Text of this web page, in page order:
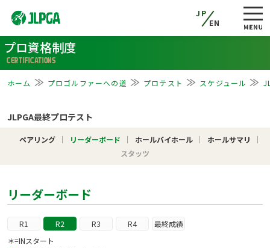
JP
EN
プロ資格制度
CERTIFICATIONS
ホーム プロゴルファーへの道 プロテスト スケジュール
JLPGA最終プロテスト
ペアリング リーダーボード ホールバイホール
ホールサマリ
スタッツ
リーダーボード
R1 R2 R3 R4 最終成績
＊=INスタート